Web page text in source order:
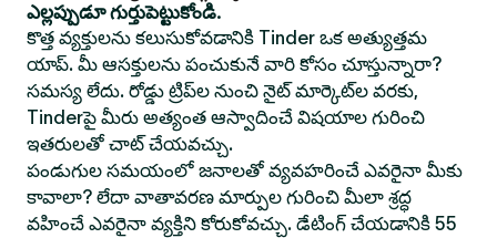
ఎల్లప్పుడూ గుర్తుపెట్టుకోండి.
కొత్త వ్యక్తులను కలుసుకోవడానికి Tinder ఒక అత్యుత్తమ
యాప్. మీ ఆసక్తులను పంచుకునే వారి కోసం చూస్తున్నారా?
సమస్య లేదు. రోడ్డు ట్రిప్‌ల నుంచి నైట్ మార్కెట్‌ల వరకు,
Tinderపై మీరు అత్యంత ఆస్వాదించే విషయాల గురించి
ఇతరులతో చాట్ చేయవచ్చు.
పండుగుల సమయంలో జనాలతో వ్యవహరించే ఎవరైనా మీకు
కావాలా? లేదా వాతావరణ మార్పుల గురించి మీలా శ్రద్ధ
వహించే ఎవరైనా వ్యక్తిని కోరుకోవచ్చు. డేటింగ్ చేయడానికి 55